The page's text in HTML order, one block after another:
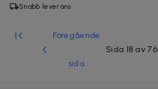
Snabb leverans
Föregående
sida
Sida 18 av 76